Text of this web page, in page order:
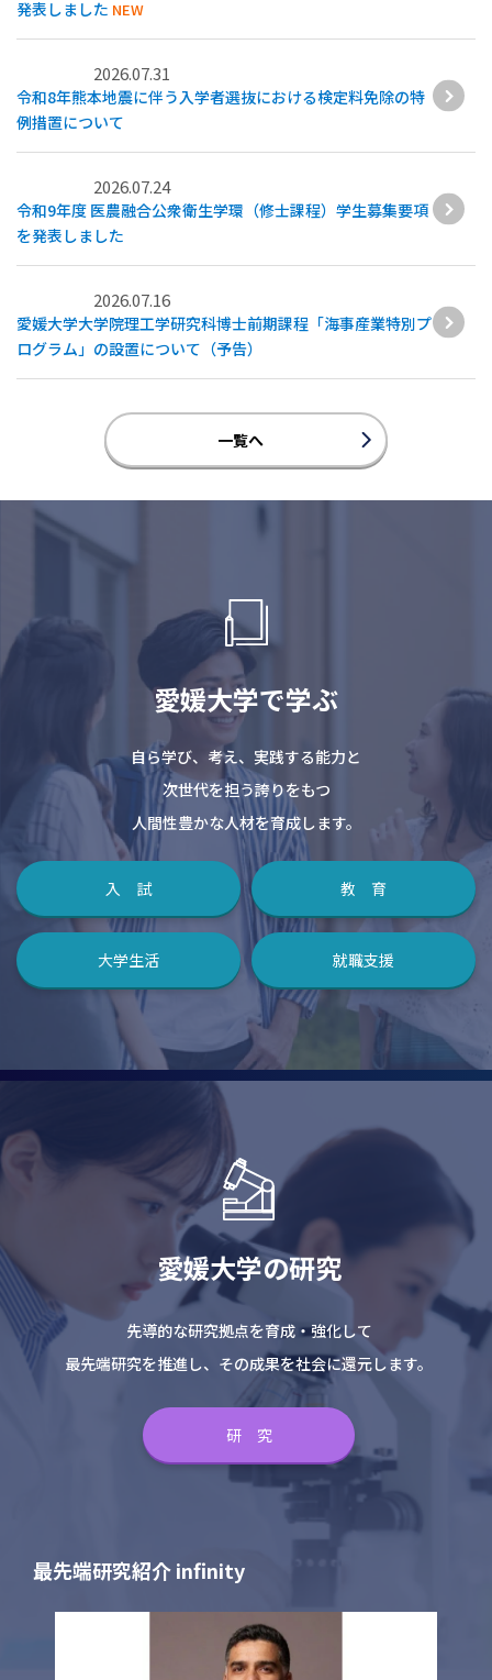
愛媛大学で学ぶ
自ら学び、考え、実践する能力と
次世代を担う誇りをもつ
人間性豊かな人材を育成します。
入 試 教 育
大学生活 就職支援
一覧へ
発表しました NEW
2026.07.31
令和8年熊本地震に伴う入学者選抜における検定料免除の特
例措置について
2026.07.24
令和9年度 医農融合公衆衛生学環（修士課程）学生募集要項
を発表しました
2026.07.16
愛媛大学大学院理工学研究科博士前期課程「海事産業特別プ
ログラム」の設置について（予告）
愛媛大学の研究
先導的な研究拠点を育成・強化して
最先端研究を推進し、その成果を社会に還元します。
研 究
最先端研究紹介 infinity